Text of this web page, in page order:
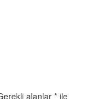
alanlar* ile